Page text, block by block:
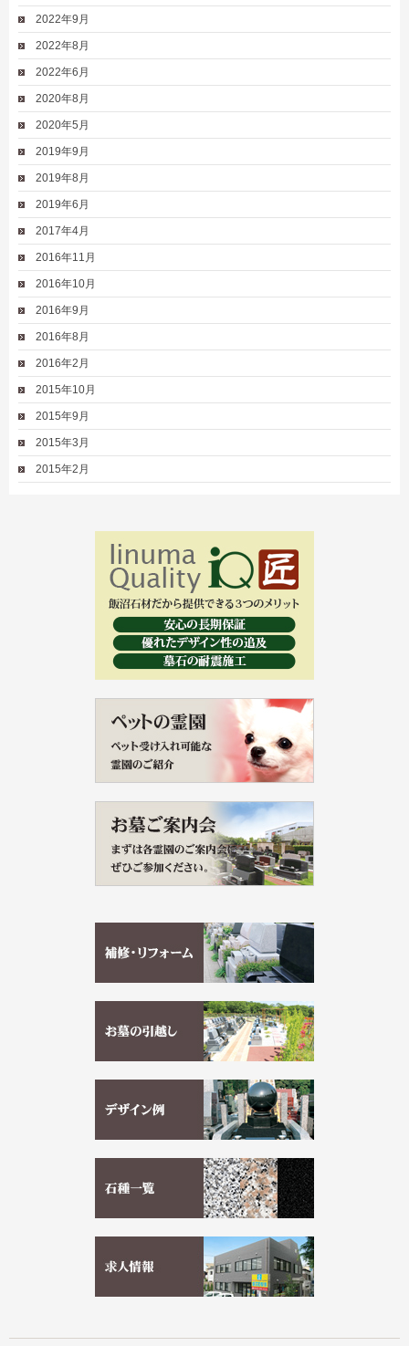
2022年9月
2022年8月
2022年6月
2020年8月
2020年5月
2019年9月
2019年8月
2019年6月
2017年4月
2016年11月
2016年10月
2016年9月
2016年8月
2016年2月
2015年10月
2015年9月
2015年3月
2015年2月